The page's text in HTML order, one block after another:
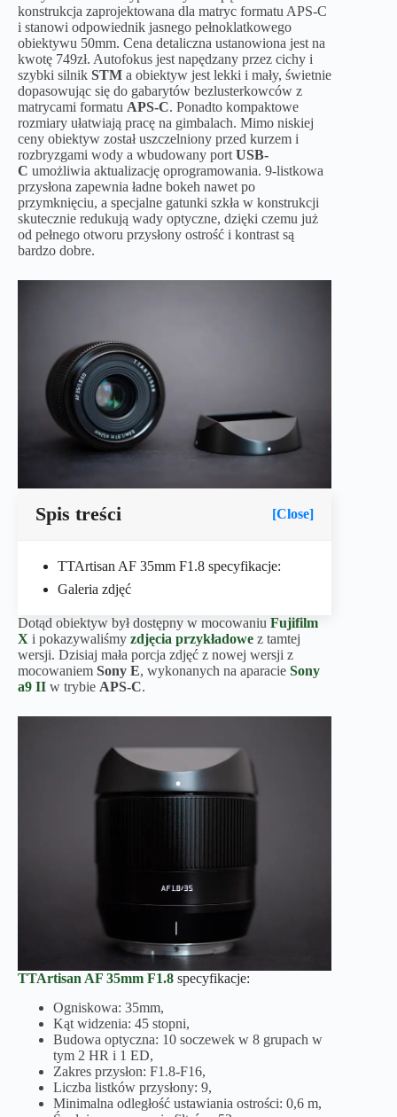
konstrukcja zaprojektowana dla matryc formatu APS-C
i stanowi odpowiednik jasnego pełnoklatkowego
obiektywu 50mm. Cena detaliczna ustanowiona jest na
kwotę 749zł. Autofokus jest napędzany przez cichy i
szybki silnik STM a obiektyw jest lekki i mały, świetnie
dopasowując się do gabarytów bezlusterkowców z
matrycami formatu APS-C. Ponadto kompaktowe
rozmiary ułatwiają pracę na gimbalach. Mimo niskiej
ceny obiektyw został uszczelniony przed kurzem i
rozbryzgami wody a wbudowany port USB-
C umożliwia aktualizację oprogramowania. 9-listkowa
przysłona zapewnia ładne bokeh nawet po
przymknięciu, a specjalne gatunki szkła w konstrukcji
skutecznie redukują wady optyczne, dzięki czemu już
od pełnego otworu przysłony ostrość i kontrast są
bardzo dobre.
Spis treści [Close]
TTArtisan AF 35mm F1.8 specyfikacje:
Galeria zdjęć
Dotąd obiektyw był dostępny w mocowaniu Fujifilm
X i pokazywaliśmy zdjęcia przykładowe z tamtej
wersji. Dzisiaj mała porcja zdjęć z nowej wersji z
mocowaniem Sony E, wykonanych na aparacie Sony
a9 II w trybie APS-C.
TTArtisan AF 35mm F1.8 specyfikacje:
Ogniskowa: 35mm,
Kąt widzenia: 45 stopni,
Budowa optyczna: 10 soczewek w 8 grupach w
tym 2 HR i 1 ED,
Zakres przysłon: F1.8-F16,
Liczba listków przysłony: 9,
Minimalna odległość ustawiania ostrości: 0,6 m,